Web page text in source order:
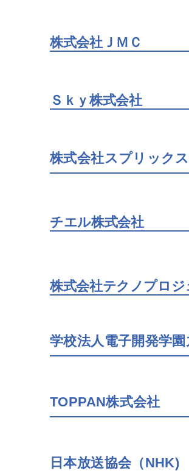
株式会社ＪＭＣ
Ｓｋｙ株式会社
株式会社スプリックス
チエル株式会社
株式会社テクノプロジ
学校法人電子開発学園
TOPPAN株式会社
日本放送協会（NHK)